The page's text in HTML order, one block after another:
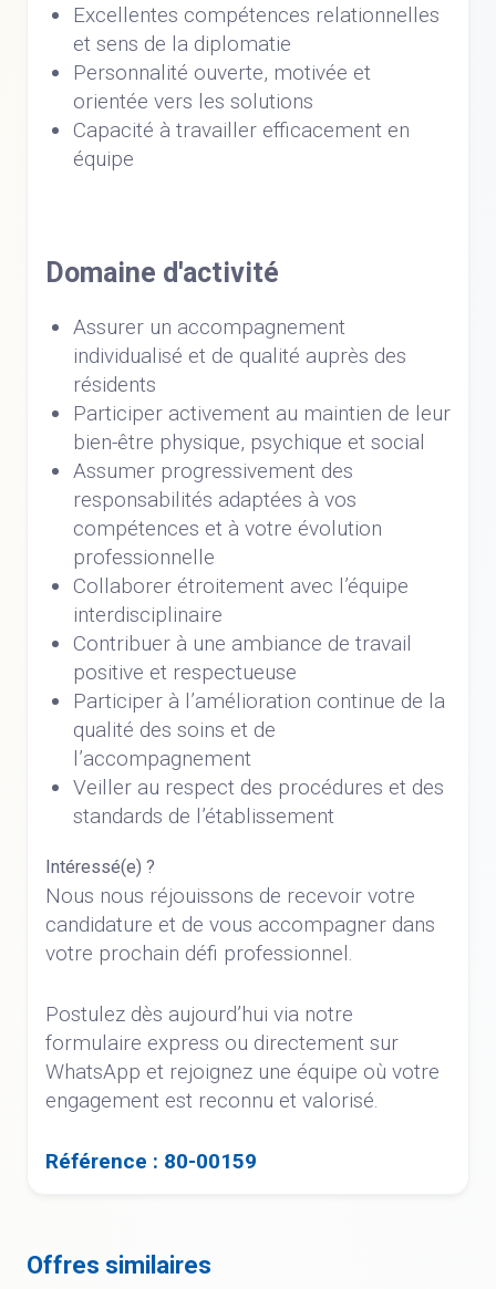
Excellentes compétences relationnelles
et sens de la diplomatie
Personnalité ouverte, motivée et
orientée vers les solutions
Capacité à travailler efficacement en
équipe
Domaine d'activité
Assurer un accompagnement
individualisé et de qualité auprès des
résidents
Participer activement au maintien de leur
bien-être physique, psychique et social
Assumer progressivement des
responsabilités adaptées à vos
compétences et à votre évolution
professionnelle
Collaborer étroitement avec l’équipe
interdisciplinaire
Contribuer à une ambiance de travail
positive et respectueuse
Participer à l’amélioration continue de la
qualité des soins et de
l’accompagnement
Veiller au respect des procédures et des
standards de l’établissement
Intéressé(e) ?
Nous nous réjouissons de recevoir votre
candidature et de vous accompagner dans
votre prochain défi professionnel.
Postulez dès aujourd’hui via notre
formulaire express ou directement sur
WhatsApp et rejoignez une équipe où votre
engagement est reconnu et valorisé.
Référence : 80-00159
Offres similaires